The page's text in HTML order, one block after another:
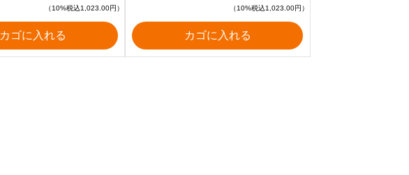
（10%税込1,023.00円）
カゴに入れる
（10%税込1,023.00円）
カゴに入れる